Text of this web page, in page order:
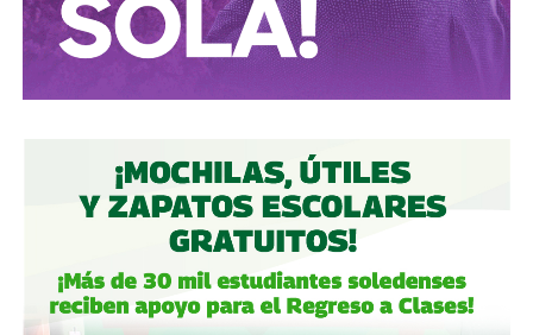
mujeres, movimientos, piezas y talentos de valor
universal.
Sin embargo,la vieja enfermedad de la repetición
narrativas y relatos mediáticos desde el poder,
mismos que obedecen al piramidal filtro del discurso
occidental de producción, consumo y miedo,no es un
problema exclusivo ni de nuestro estado ni país, es un
asunto continental.
Y es que ese sistemaviejo como Matusalen, junto a la